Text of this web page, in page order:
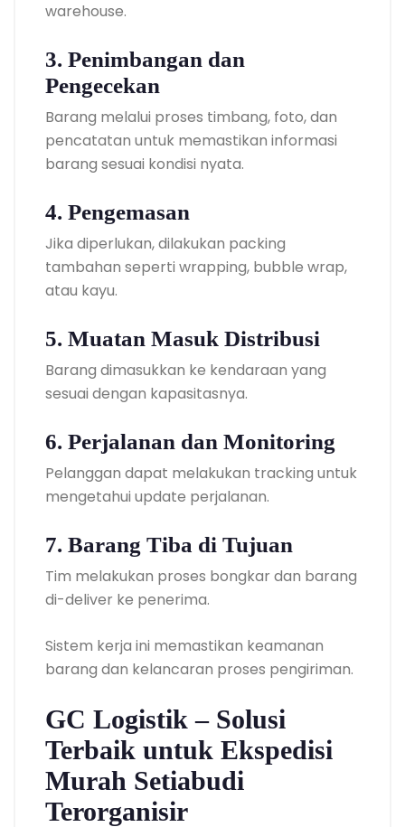
warehouse.
3. Penimbangan dan
Pengecekan
Barang melalui proses timbang, foto, dan
pencatatan untuk memastikan informasi
barang sesuai kondisi nyata.
4. Pengemasan
Jika diperlukan, dilakukan packing
tambahan seperti wrapping, bubble wrap,
atau kayu.
5. Muatan Masuk Distribusi
Barang dimasukkan ke kendaraan yang
sesuai dengan kapasitasnya.
6. Perjalanan dan Monitoring
Pelanggan dapat melakukan tracking untuk
mengetahui update perjalanan.
7. Barang Tiba di Tujuan
Tim melakukan proses bongkar dan barang
di-deliver ke penerima.
Sistem kerja ini memastikan keamanan
barang dan kelancaran proses pengiriman.
GC Logistik – Solusi
Terbaik untuk Ekspedisi
Murah Setiabudi
Terorganisir